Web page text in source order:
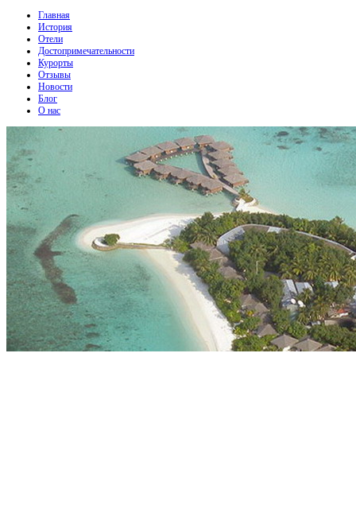
Главная
История
Отели
Достопримечательности
Курорты
Отзывы
Новости
Блог
О нас